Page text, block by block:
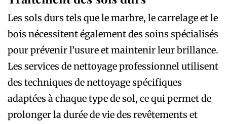
Les sols durs tels que le marbre, le carrelage et le
bois nécessitent également des soins spécialisés
pour prévenir l’usure et maintenir leur brillance.
Les services de nettoyage professionnel utilisent
des techniques de nettoyage spécifiques
adaptées à chaque type de sol, ce qui permet de
prolonger la durée de vie des revêtements et